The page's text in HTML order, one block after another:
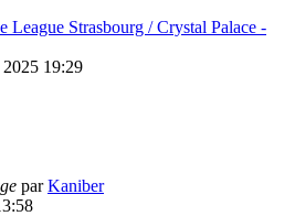
League Strasbourg / Crystal Palace -
2025 19:29
parKaniber